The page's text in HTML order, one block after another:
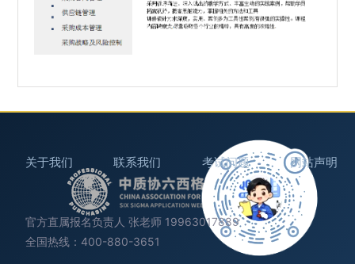
关于我们 联系我们 考试问题 网站声明
官方直属报名负责人 张老师 19963017889
全国热线：400-880-3651